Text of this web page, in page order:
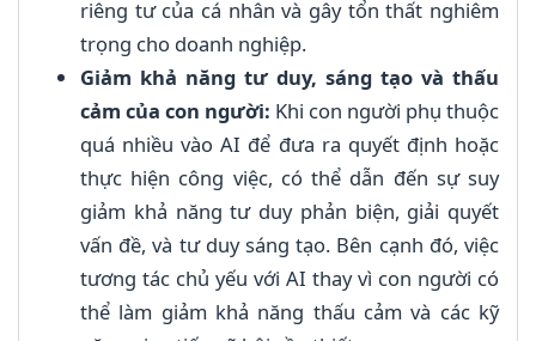
riêng tư của cá nhân và gây tổn thất nghiêm
trọng cho doanh nghiệp.
Giảm khả năng tư duy, sáng tạo và thấu
cảm của con người: Khi con người phụ thuộc
quá nhiều vào AI để đưa ra quyết định hoặc
thực hiện công việc, có thể dẫn đến sự suy
giảm khả năng tư duy phản biện, giải quyết
vấn đề, và tư duy sáng tạo. Bên cạnh đó, việc
tương tác chủ yếu với AI thay vì con người có
thể làm giảm khả năng thấu cảm và các kỹ